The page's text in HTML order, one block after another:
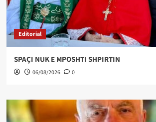
Editorial
SPAÇI NUK E MPOSHTI SHPIRTIN
06/08/2026 0